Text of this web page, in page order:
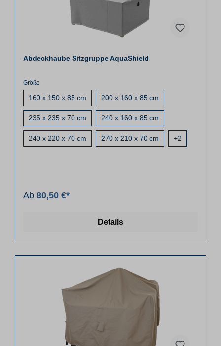
Abdeckhaube Sitzgruppe AquaShield
Größe
160 x 150 x 85 cm 200 x 160 x 85 cm
235 x 235 x 70 cm 240 x 160 x 85 cm
240 x 220 x 70 cm 270 x 210 x 70 cm +2
Ab 80,50 €*
Details